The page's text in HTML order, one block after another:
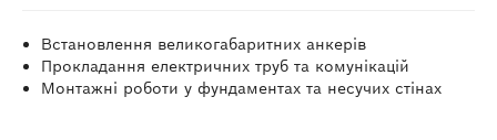
Встановлення великогабаритних анкерів
Прокладання електричних труб та комунікацій
Монтажні роботи у фундаментах та несучих стінах